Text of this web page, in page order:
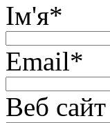
Ім'я*
Email*
Веб сайт